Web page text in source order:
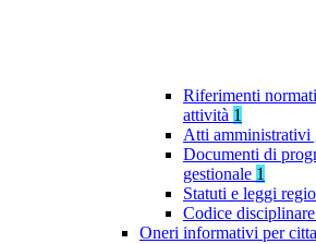
Riferimenti
attività 1
Atti amministrativi
Documenti di
gestionale 1
Statuti e leggi
Codice
Oneri informativi per